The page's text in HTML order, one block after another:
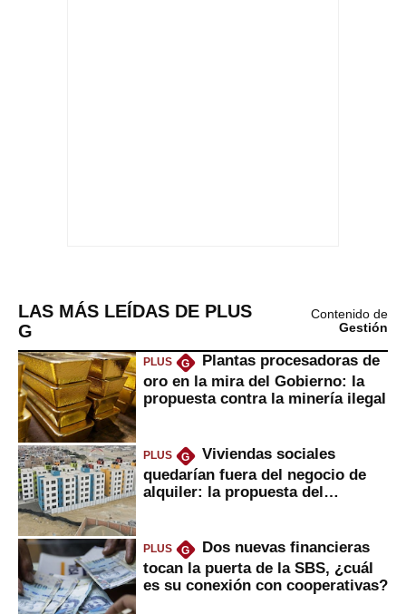
LAS MÁS LEÍDAS DE PLUS
G
Contenido de
Gestión
PLUS G
Plantas procesadoras de
oro en la mira del Gobierno: la
propuesta contra la minería ilegal
PLUS G
Viviendas sociales
quedarían fuera del negocio de
alquiler: la propuesta del
PLUS G
Dos nuevas financieras
tocan la puerta de la SBS, ¿cuál
es su conexión con cooperativas?